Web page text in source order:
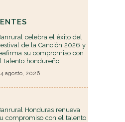
celebra el éxito del
de la Canción 2026 y
su compromiso con
talento hondureño
agosto, 2026
Honduras renueva
compromiso con el talento